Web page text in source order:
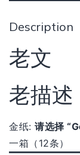
Description
老文
老描述
金纸: 请选择
一箱（12条）